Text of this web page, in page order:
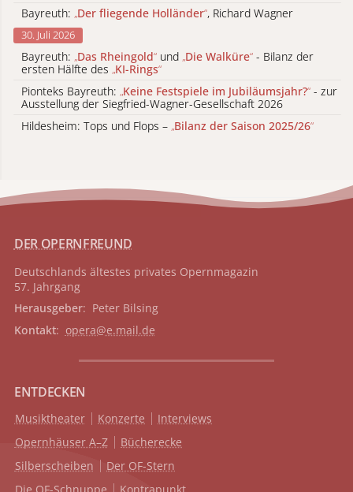
Bayreuth: „Der fliegende Holländer“, Richard Wagner
30. Juli 2026
Bayreuth: „Das Rheingold“ und „Die Walküre“ - Bilanz der
ersten Hälfte des „KI-Rings“
Pionteks Bayreuth: „Keine Festspiele im Jubiläumsjahr?“ - zur
Ausstellung der Siegfried-Wagner-Gesellschaft 2026
Hildesheim: Tops und Flops – „Bilanz der Saison 2025/26“
DER OPERNFREUND
Deutschlands ältestes privates Opernmagazin
57. Jahrgang
Herausgeber: Peter Bilsing
Kontakt: opera@e.mail.de
ENTDECKEN
Musiktheater Konzerte
Interviews
Opernhäuser A–Z
Bücherecke
Silberscheiben
Der OF-Stern